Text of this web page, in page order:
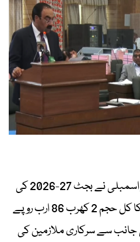
آزاد جموں و کشمیر قانون ساز اسمبلی نے بجٹ 27-2026 کی
منظوری دے دی۔ نئے بجٹ کا کل حجم 2 کھرب 86 ارب روپے
سے سرکاری ملازمین کی